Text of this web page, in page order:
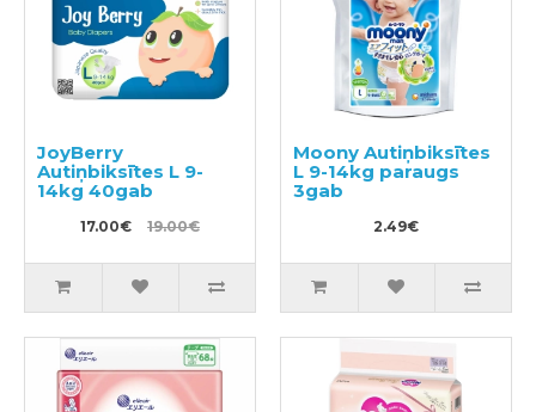
JoyBerry
Autiņbiksītes L 9-
14kg 40gab
17.00€ 19.00€
Moony Autiņbiksītes
L 9-14kg paraugs
3gab
2.49€